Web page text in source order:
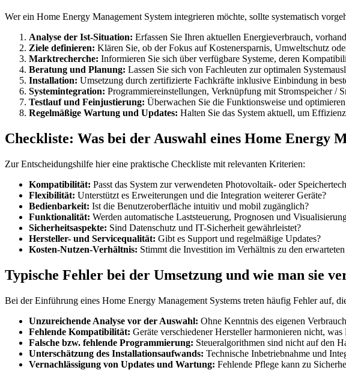
Wer ein Home Energy Management System integrieren möchte, sollte systematisch
Analyse der Ist-Situation: Erfassen Sie Ihren aktuellen Energieverbrauch,
Ziele definieren: Klären Sie, ob der Fokus auf Kostenersparnis, Umweltschutz
Marktrecherche: Informieren Sie sich über verfügbare Systeme, deren
Beratung und Planung: Lassen Sie sich von Fachleuten zur optimalen
Installation: Umsetzung durch zertifizierte Fachkräfte inklusive Einbindung in
Systemintegration: Programmiereinstellungen, Verknüpfung mit Stromspeicher /
Testlauf und Feinjustierung: Überwachen Sie die Funktionsweise und
Regelmäßige Wartung und Updates: Halten Sie das System aktuell, um
Checkliste: Was bei der Auswahl eines Home Energy
Zur Entscheidungshilfe hier eine praktische Checkliste mit relevanten Kriterien:
Kompatibilität: Passt das System zur verwendeten Photovoltaik- oder
Flexibilität: Unterstützt es Erweiterungen und die Integration weiterer Geräte?
Bedienbarkeit: Ist die Benutzeroberfläche intuitiv und mobil zugänglich?
Funktionalität: Werden automatische Laststeuerung, Prognosen und
Sicherheitsaspekte: Sind Datenschutz und IT-Sicherheit gewährleistet?
Hersteller- und Servicequalität: Gibt es Support und regelmäßige Updates?
Kosten-Nutzen-Verhältnis: Stimmt die Investition im Verhältnis zu den
Typische Fehler bei der Umsetzung und wie man sie
Bei der Einführung eines Home Energy Management Systems treten häufig Fehler auf,
Unzureichende Analyse vor der Auswahl: Ohne Kenntnis des eigenen
Fehlende Kompatibilität: Geräte verschiedener Hersteller harmonieren nicht,
Falsche bzw. fehlende Programmierung: Steueralgorithmen sind nicht auf den
Unterschätzung des Installationsaufwands: Technische Inbetriebnahme und
Vernachlässigung von Updates und Wartung: Fehlende Pflege kann zu